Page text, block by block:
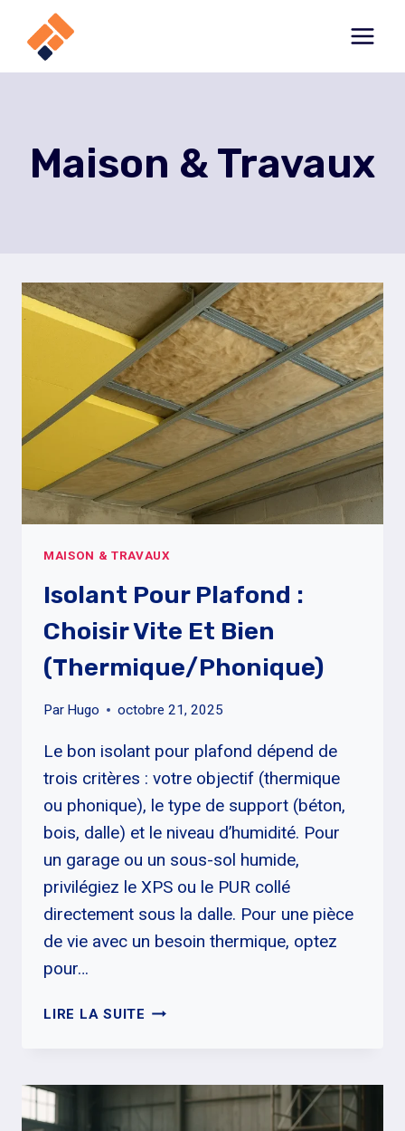
contenu
Maison & Travaux
MAISON & TRAVAUX
Isolant Pour Plafond :
Choisir Vite Et Bien
(thermique/phonique)
Par Hugo octobre 21, 2025
Le bon isolant pour plafond dépend de
trois critères : votre objectif (thermique
ou phonique), le type de support (béton,
bois, dalle) et le niveau d’humidité. Pour
un garage ou un sous-sol humide,
privilégiez le XPS ou le PUR collé
directement sous la dalle. Pour une pièce
de vie avec un besoin thermique, optez
pour…
LIRE LA SUITE ISOLANT
CHOISIR